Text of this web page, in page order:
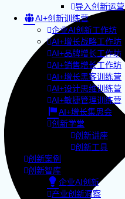
导入创新运营
AI+创新训练营
企业AI创新工作坊
AI+增长战略工作坊
AI+品牌增长工作坊
AI+销售增长工作坊
AI+增长黑客训练营
AI+设计思维训练营
AI+敏捷管理训练营
AI+增长集思会
创新学堂
创新讲座
创新工具
创新案例
创新智库
企业AI创新
产业创新洞察